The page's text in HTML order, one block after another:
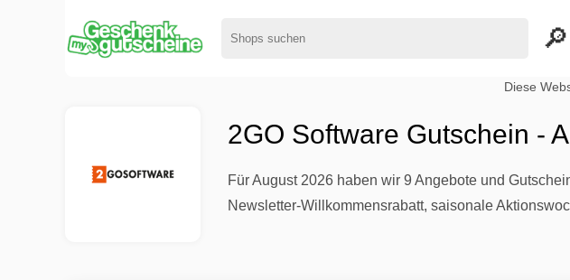
Diese
2GO Software Gutschein -
Für August 2026 haben wir 9 Angebote und
Newsletter-Willkommensrabatt, saisonale